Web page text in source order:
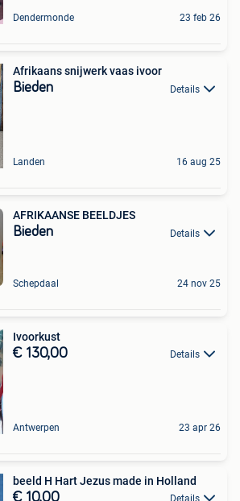
Dendermonde 23 feb 26
Afrikaans snijwerk vaas ivoor
Bieden Details
Landen 16 aug 25
AFRIKAANSE BEELDJES
Bieden Details
Schepdaal 24 nov 25
Ivoorkust
€ 130,00 Details
Antwerpen 23 apr 26
beeld H Hart Jezus made in Holland
€ 10,00 Details